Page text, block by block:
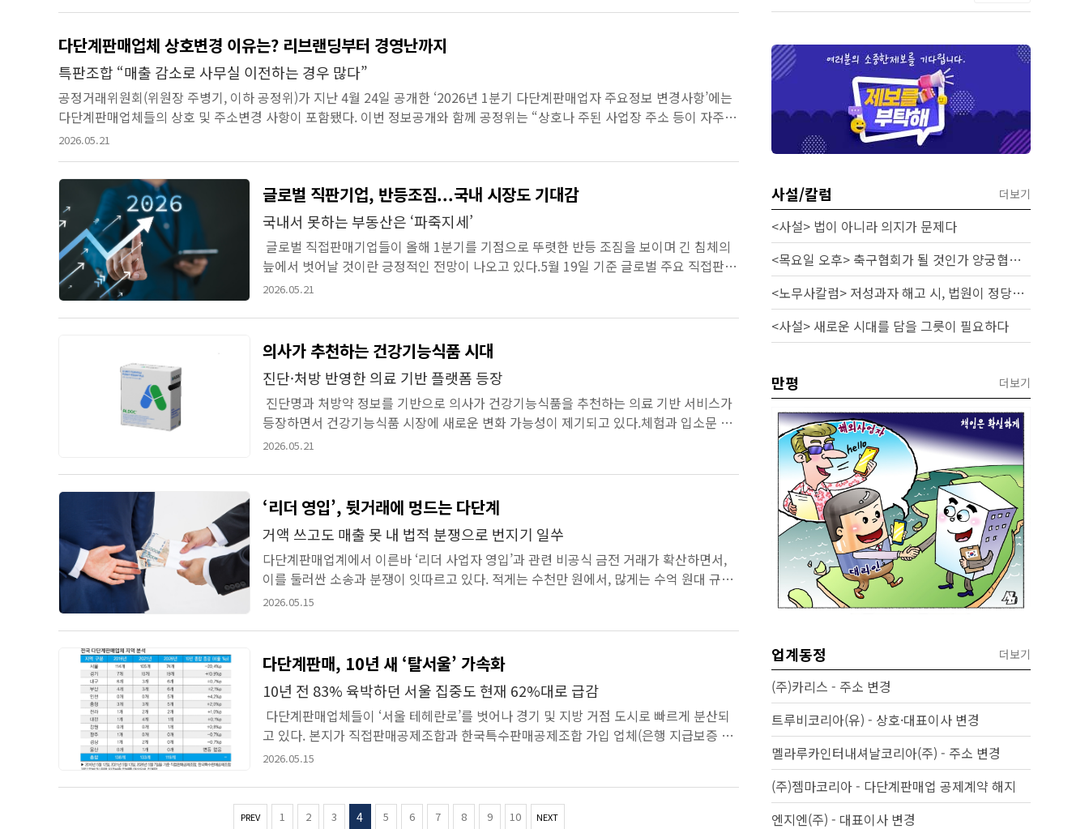
다단계판매업체 상호변경 이유는? 리브랜딩부터 경영난까지
특판조합 “매출 감소로 사무실 이전하는 경우 많다”
공정거래위원회(위원장 주병기, 이하 공정위)가 지난 4월 24일 공개한 ‘2026년 1분기 다단계판매업자 주요정보 변경사항’에는
다단계판매업체들의 상호 및 주소변경 사항이 포함됐다. 이번 정보공개와 함께 공정위는 “상호나 주된 사업장 주소 등이 자주
바뀌는 사업자의 경우 환불이 어려워지는 등 예상치 못한 피해가 발생할 가능성이 있다”며 “이러한 업체와 거래할 때는 더...
2026.05.21
글로벌 직판기업, 반등조짐...국내 시장도 기대감
국내서 못하는 부동산은 ‘파죽지세’
글로벌 직접판매기업들이 올해 1분기를 기점으로 뚜렷한 반등 조짐을 보이며 긴 침체의
늪에서 벗어날 것이란 긍정적인 전망이 나오고 있다.5월 19일 기준 글로벌 주요 직접판매
기업 13개 사의 2026년 1분기 실...
2026.05.21
의사가 추천하는 건강기능식품 시대
진단·처방 반영한 의료 기반 플랫폼 등장
진단명과 처방약 정보를 기반으로 의사가 건강기능식품을 추천하는 의료 기반 서비스가
등장하면서 건강기능식품 시장에 새로운 변화 가능성이 제기되고 있다.체험과 입소문 중
심으로 성장해온 기존 시장 구조...
2026.05.21
‘리더 영입’, 뒷거래에 멍드는 다단계
거액 쓰고도 매출 못 내 법적 분쟁으로 번지기 일쑤
다단계판매업계에서 이른바 ‘리더 사업자 영입’과 관련 비공식 금전 거래가 확산하면서,
이를 둘러싼 소송과 분쟁이 잇따르고 있다. 적게는 수천만 원에서, 많게는 수억 원대 규모
의 ‘스카우트비’가 오가지만, 대부분...
2026.05.15
다단계판매, 10년 새 ‘탈서울’ 가속화
10년 전 83% 육박하던 서울 집중도 현재 62%대로 급감
다단계판매업체들이 ‘서울 테헤란로’를 벗어나 경기 및 지방 거점 도시로 빠르게 분산되
고 있다. 본지가 직접판매공제조합과 한국특수판매공제조합 가입 업체(은행 지급보증 포
함)의 최근 10년간의 데이터를 분...
2026.05.15
PREV 1 2 3 4( 5 6 7 8 9 10 NEXT
사설/칼럼 더보기
<사설> 법이 아니라 의지가 문제다
<목요일 오후> 축구협회가 될 것인가 양궁협회가 될 것인가
<노무사칼럼> 저성과자 해고 시, 법원이 정당성을 인정하는 기준과 실무 대응
<사설> 새로운 시대를 담을 그릇이 필요하다
만평 더보기
업계동정 더보기
(주)카리스 - 주소 변경
트루비코리아(유) - 상호·대표이사 변경
멜라루카인터내셔날코리아(주) - 주소 변경
(주)젬마코리아 - 다단계판매업 공제계약 해지
엔지엔(주) - 대표이사 변경